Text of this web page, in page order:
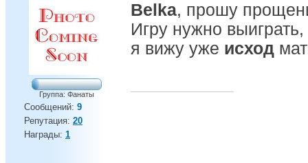
Группа: Фанаты
Сообщений: 9
Репутация: 20
Награды: 1
Belka, прошу
Игру нужно
я вижу уже исход